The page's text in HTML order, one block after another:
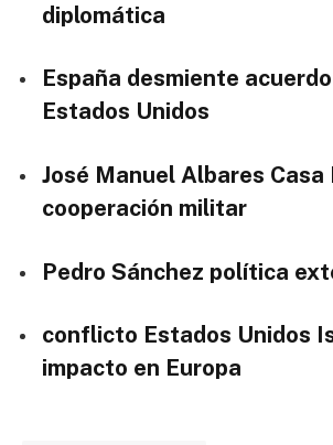
diplomática
España desmiente
Estados Unidos
José Manuel Albares Casa
cooperación militar
Pedro Sánchez política
conflicto Estados Unidos
impacto en Europa